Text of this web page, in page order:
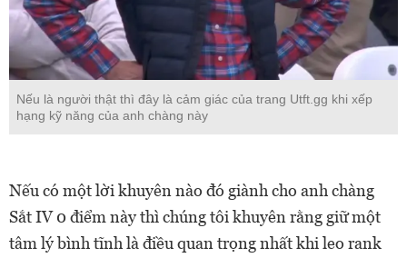
Nếu là người thật thì đây là cảm giác của trang Utft.gg khi xếp
hạng kỹ năng của anh chàng này
Nếu có một lời khuyên nào đó giành cho anh chàng
Sắt IV 0 điểm này thì chúng tôi khuyên rằng giữ một
tâm lý bình tĩnh là điều quan trọng nhất khi leo rank